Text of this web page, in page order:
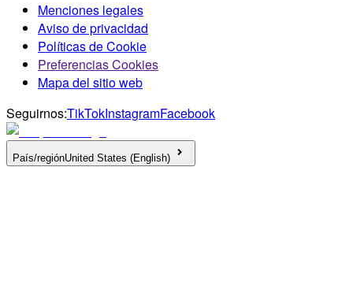
Menciones legales
Aviso de privacidad
Políticas de Cookie
Preferencias Cookies
Mapa del sitio web
Seguirnos:TikTokInstagramFacebook
País/regiónUnited States (English)